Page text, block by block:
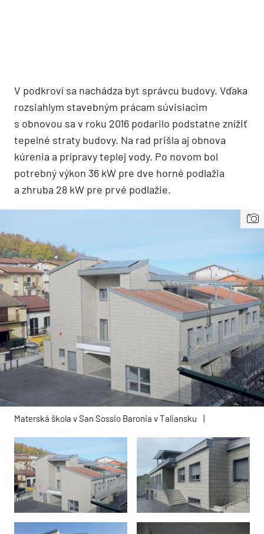
V podkroví sa nachádza byt správcu budovy. Vďaka
rozsiahlym stavebným prácam súvisiacim
s obnovou sa v roku 2016 podarilo podstatne znížiť
tepelné straty budovy. Na rad prišla aj obnova
kúrenia a prípravy teplej vody. Po novom bol
potrebný výkon 36 kW pre dve horné podlažia
a zhruba 28 kW pre prvé podlažie.
Materská škola v San Sossio Baronia v Taliansku |